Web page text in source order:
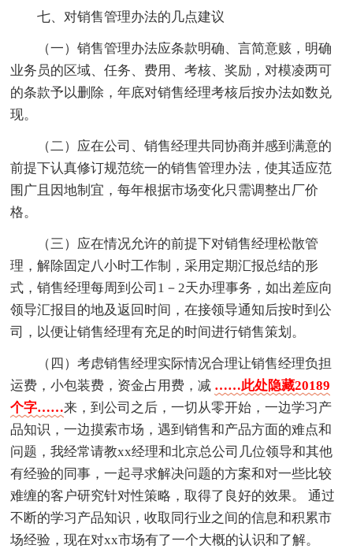
七、对销售管理办法的几点建议
（一）销售管理办法应条款明确、言简意赅，明确
业务员的区域、任务、费用、考核、奖励，对模凌两可
的条款予以删除，年底对销售经理考核后按办法如数兑
现。
（二）应在公司、销售经理共同协商并感到满意的
前提下认真修订规范统一的销售管理办法，使其适应范
围广且因地制宜，每年根据市场变化只需调整出厂价
格。
（三）应在情况允许的前提下对销售经理松散管
理，解除固定八小时工作制，采用定期汇报总结的形
式，销售经理每周到公司1－2天办理事务，如出差应向
领导汇报目的地及返回时间，在接领导通知后按时到公
司，以便让销售经理有充足的时间进行销售策划。
（四）考虑销售经理实际情况合理让销售经理负担
运费，小包装费，资金占用费，减 ……此处隐藏20189
个字……来，到公司之后，一切从零开始，一边学习产
品知识，一边摸索市场，遇到销售和产品方面的难点和
问题，我经常请教xx经理和北京总公司几位领导和其他
有经验的同事，一起寻求解决问题的方案和对一些比较
难缠的客户研究针对性策略，取得了良好的效果。 通过
不断的学习产品知识，收取同行业之间的信息和积累市
场经验，现在对xx市场有了一个大概的认识和了解。